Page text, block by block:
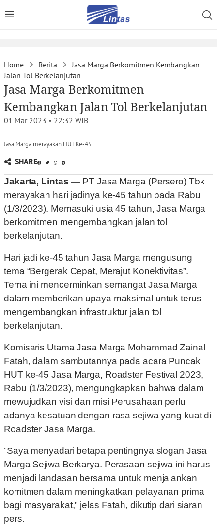
Home Berita
Jasa Marga Berkomitmen Kembangkan
Jalan Tol Berkelanjutan
Jasa Marga Berkomitmen
Kembangkan Jalan Tol Berkelanjutan
01 Mar 2023 • 22:32 WIB
Jasa Marga merayakan HUT Ke-45.
SHARE
Jakarta, Lintas — PT Jasa Marga (Persero) Tbk
merayakan hari jadinya ke-45 tahun pada Rabu
(1/3/2023). Memasuki usia 45 tahun, Jasa Marga
berkomitmen mengembangkan jalan tol
berkelanjutan.
Hari jadi ke-45 tahun Jasa Marga mengusung
tema “Bergerak Cepat, Merajut Konektivitas”.
Tema ini mencerminkan semangat Jasa Marga
dalam memberikan upaya maksimal untuk terus
mengembangkan infrastruktur jalan tol
berkelanjutan.
Komisaris Utama Jasa Marga Mohammad Zainal
Fatah, dalam sambutannya pada acara Puncak
HUT ke-45 Jasa Marga, Roadster Festival 2023,
Rabu (1/3/2023), mengungkapkan bahwa dalam
mewujudkan visi dan misi Perusahaan perlu
adanya kesatuan dengan rasa sejiwa yang kuat di
Roadster Jasa Marga.
“Saya menyadari betapa pentingnya slogan Jasa
Marga Sejiwa Berkarya. Perasaan sejiwa ini harus
menjadi landasan bersama untuk menjalankan
komitmen dalam meningkatkan pelayanan prima
bagi masyarakat,” jelas Fatah, dikutip dari siaran
pers.